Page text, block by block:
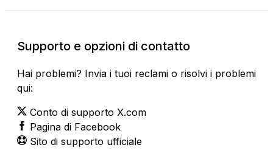
Supporto e opzioni di contatto
Hai problemi? Invia i tuoi reclami o risolvi i problemi
qui:
Conto di supporto X.com
Pagina di Facebook
Sito di supporto ufficiale